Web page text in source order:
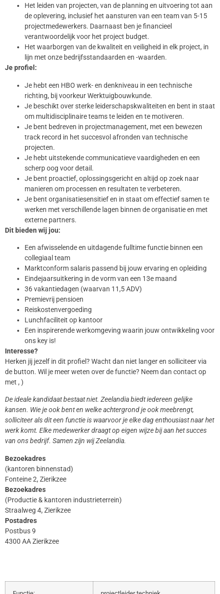
Het leiden van projecten, van de planning en uitvoering tot aan
de oplevering, inclusief het aansturen van een team van 5-15
projectmedewerkers. Daarnaast ben je financieel
verantwoordelijk voor het project budget.
Het waarborgen van de kwaliteit en veiligheid in elk project, in
lijn met onze bedrijfsstandaarden en -waarden.
Je profiel:
Je hebt een HBO werk- en denkniveau in een technische
richting, bij voorkeur Werktuigbouwkunde.
Je beschikt over sterke leiderschapskwaliteiten en bent in staat
om multidisciplinaire teams te leiden en te motiveren.
Je bent bedreven in projectmanagement, met een bewezen
track record in het succesvol afronden van technische
projecten.
Je hebt uitstekende communicatieve vaardigheden en een
scherp oog voor detail.
Je bent proactief, oplossingsgericht en altijd op zoek naar
manieren om processen en resultaten te verbeteren.
Je bent organisatiesensitief en in staat om effectief samen te
werken met verschillende lagen binnen de organisatie en met
externe partners.
Dit bieden wij jou:
Een afwisselende en uitdagende fulltime functie binnen een
collegiaal team
Marktconform salaris passend bij jouw ervaring en opleiding
Eindejaarsuitkering in de vorm van een 13e maand
36 vakantiedagen (waarvan 11,5 ADV)
Premievrij pensioen
Reiskostenvergoeding
Lunchfaciliteit op kantoor
Een inspirerende werkomgeving waarin jouw ontwikkeling voor
ons key is!
Interesse?
Herken jij jezelf in dit profiel? Wacht dan niet langer en solliciteer via
de button. Wil je meer weten over de functie? Neem dan contact op
met , )
De ideale kandidaat bestaat niet. Zeelandia biedt iedereen gelijke
kansen. Wie je ook bent en welke achtergrond je ook meebrengt,
solliciteer als dit een functie is waarvoor je elke dag enthousiast naar het
werk komt. Elke medewerker draagt op eigen wijze bij aan het succes
van ons bedrijf. Samen zijn wij Zeelandia.
Bezoekadres
(kantoren binnenstad)
Fonteine 2, Zierikzee
Bezoekadres
(Productie & kantoren industrieterrein)
Straalweg 4, Zierikzee
Postadres
Postbus 9
4300 AA Zierikzee